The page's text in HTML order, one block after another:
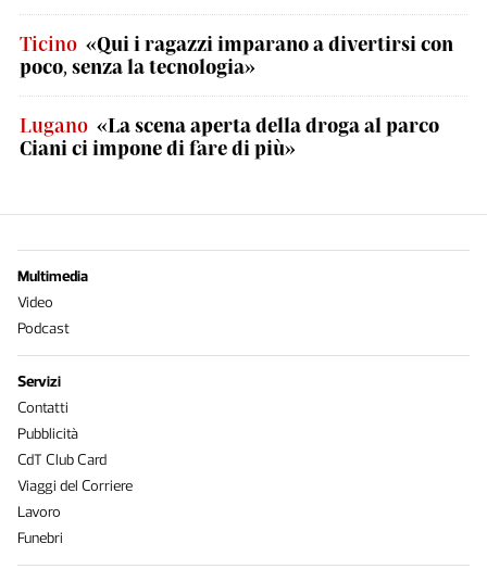
Ticino «Qui i ragazzi imparano a divertirsi con
poco, senza la tecnologia»
Lugano «La scena aperta della droga al parco
Ciani ci impone di fare di più»
Multimedia
Video
Podcast
Servizi
Contatti
Pubblicità
CdT Club Card
Viaggi del Corriere
Lavoro
Funebri